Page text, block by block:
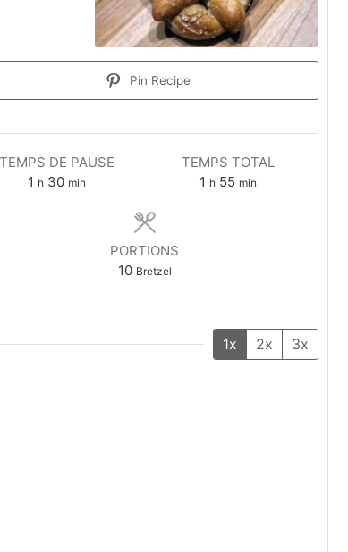
Pin Recipe
TEMPS DE PAUSE
1 h 30 min
TEMPS TOTAL
1 h 55 min
PORTIONS
10 Bretzel
1x 2x 3x